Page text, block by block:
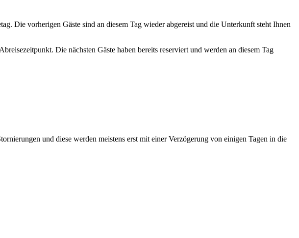
Die vorherigen Gäste sind an diesem Tag wieder abgereist und die Unterkunft steht Ihnen
Die nächsten Gäste haben bereits reserviert und werden an diesem Tag
und diese werden meistens erst mit einer Verzögerung von einigen Tagen in die